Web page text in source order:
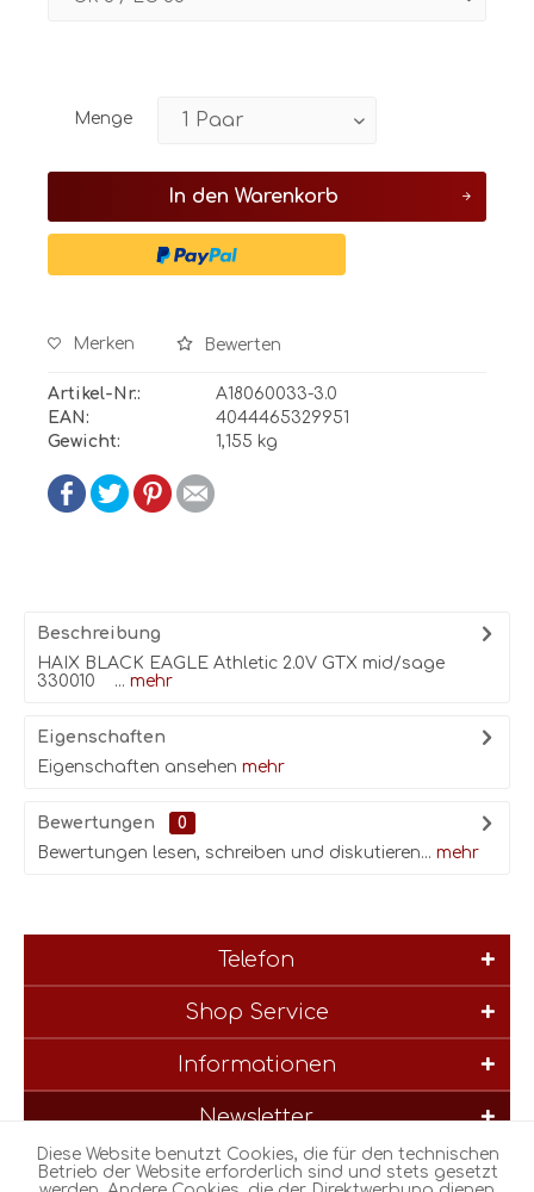
Menge
In den Warenkorb
Merken Bewerten
Artikel-Nr.:
A18060033-3.0
EAN:
4044465329951
Gewicht:
1,155 kg
Beschreibung
HAIX BLACK EAGLE Athletic 2.0V GTX mid/sage
330010 ... mehr
Eigenschaften
Eigenschaften ansehen mehr
Bewertungen
0
Bewertungen lesen, schreiben und diskutieren... mehr
Telefon
Shop Service
Informationen
Newsletter
* Alle Preise inkl. gesetzl. Mehrwertsteuer zzgl.Versandkostenund
Diese Website benutzt Cookies, die für den technischen
Betrieb der Website erforderlich sind und stets gesetzt